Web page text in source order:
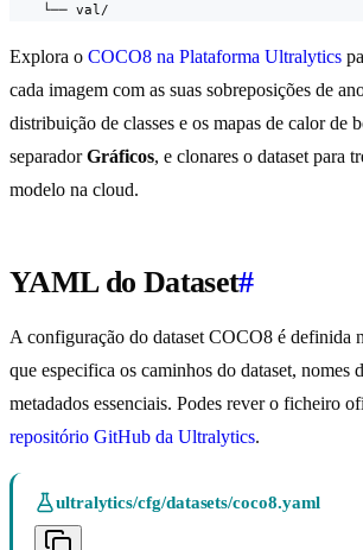
    └── val/
Explora o COCO8 na Plataforma Ultralytics
cada imagem com as suas sobreposições de
distribuição de classes e os mapas de calor de
separadorGráficos, e clonares o dataset para
modelo na cloud.
YAML do Dataset#
A configuração do dataset COCO8 é
que especifica os caminhos do dataset, nomes
metadados essenciais. Podes rever o ficheiro
repositório GitHub da Ultralytics.
ultralytics/cfg/datasets/coco8.yaml